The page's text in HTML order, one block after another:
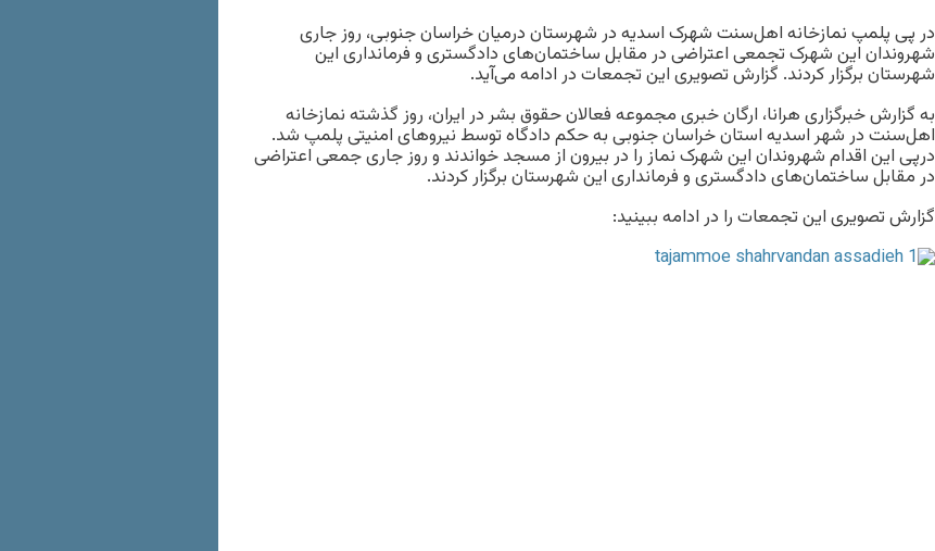
در پی پلمپ نمازخانه اهل‌سنت شهرک اسدیه در شهرستان درمیان خراسان جنوبی، روز جاری
شهروندان این شهرک تجمعی اعتراضی در مقابل ساختمان‌های دادگستری و فرمانداری این
شهرستان برگزار کردند. گزارش تصویری این تجمعات در ادامه می‌آید.
به گزارش خبرگزاری هرانا، ارگان خبری مجموعه فعالان حقوق بشر در ایران، روز گذشته نمازخانه
اهل‌سنت در شهر اسدیه استان خراسان جنوبی به حکم دادگاه توسط نیروهای امنیتی پلمپ شد.
درپی این اقدام شهروندان این شهرک نماز را در بیرون از مسجد خواندند و روز جاری جمعی اعتراضی
در مقابل ساختمان‌های دادگستری و فرمانداری این شهرستان برگزار کردند.
گزارش تصویری این تجمعات را در ادامه ببینید: